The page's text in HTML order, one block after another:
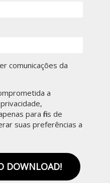
comunicações da
a
para fins de
suas preferências a
DOWNLOAD!